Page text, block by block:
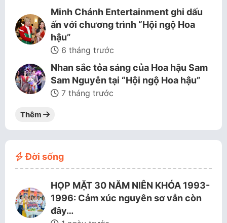
Minh Chánh Entertainment ghi dấu
ấn với chương trình “Hội ngộ Hoa
hậu”
6 tháng trước
Nhan sắc tỏa sáng của Hoa hậu Sam
Sam Nguyễn tại “Hội ngộ Hoa hậu”
7 tháng trước
Thêm
Đời sống
HỌP MẶT 30 NĂM NIÊN KHÓA 1993-
1996: Cảm xúc nguyên sơ vẫn còn
đây…